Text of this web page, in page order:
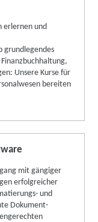
erlernen und
grundlegendes
Unsere Kurse für
bereiten
mit gängiger
erfolgreicher
und
Dokument-